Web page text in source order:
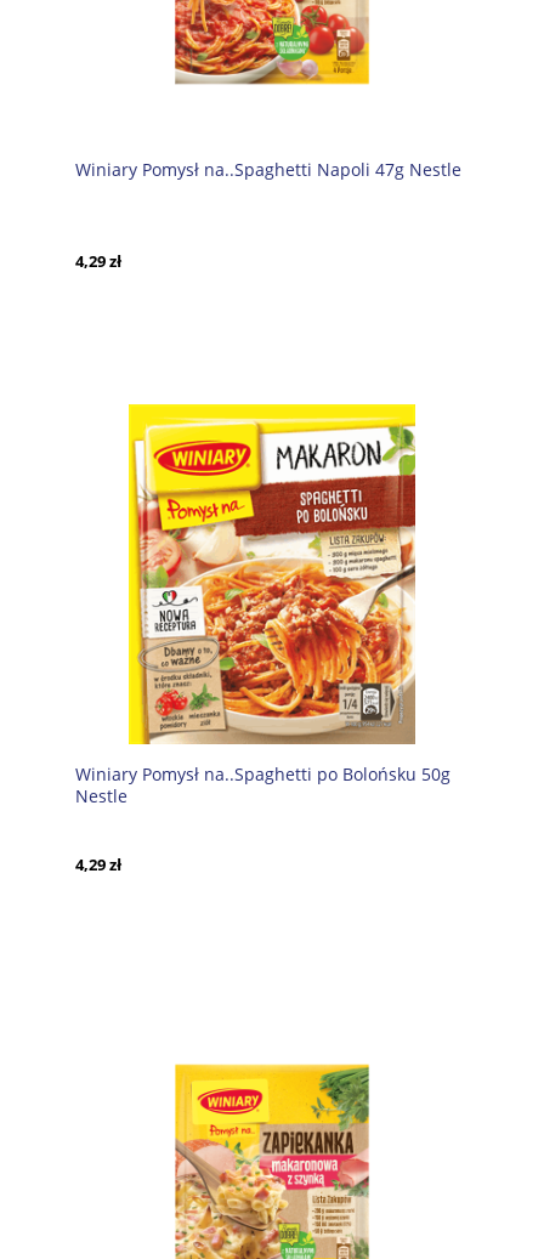
Winiary Pomysł na..Spaghetti Napoli 47g Nestle
4,29 zł
Winiary Pomysł na..Spaghetti po Bolońsku 50g
Nestle
4,29 zł